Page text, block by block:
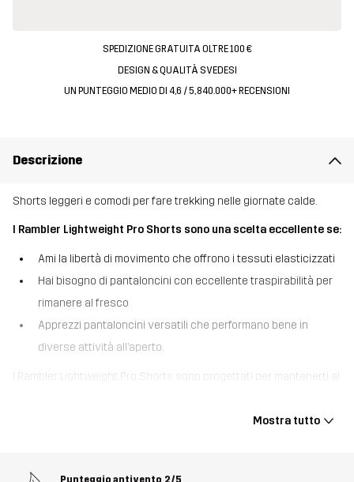
SPEDIZIONE GRATUITA OLTRE 100 €
DESIGN & QUALITÀ SVEDESI
UN PUNTEGGIO MEDIO DI 4,6 / 5, 840.000+ RECENSIONI
Descrizione
Shorts leggeri e comodi per fare trekking nelle giornate calde.
I Rambler Lightweight Pro Shorts sono una scelta eccellente se:
Ami la libertà di movimento che offrono i tessuti elasticizzati
Hai bisogno di pantaloncini con eccellente traspirabilità per
rimanere al fresco
Apprezzi pantaloncini versatili che performano bene in
diverse attività all’aperto.
I Rambler Lightweight Pro Shorts sono progettati per mantenerti al
tela di poliestere e cotone elasticizzata a 4 vie, questi shorts si
calde. Principalmente realizzati con materiali riciclati, presentano
Mostra tutto
Punteggio antivento 2/5